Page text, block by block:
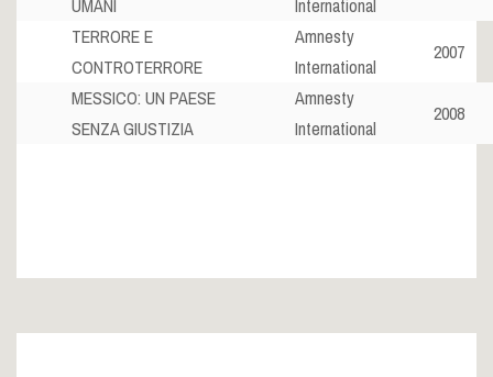
UMANI
International
TERRORE E
CONTROTERRORE
Amnesty
International
2007
MESSICO: UN PAESE
SENZA GIUSTIZIA
Amnesty
International
2008